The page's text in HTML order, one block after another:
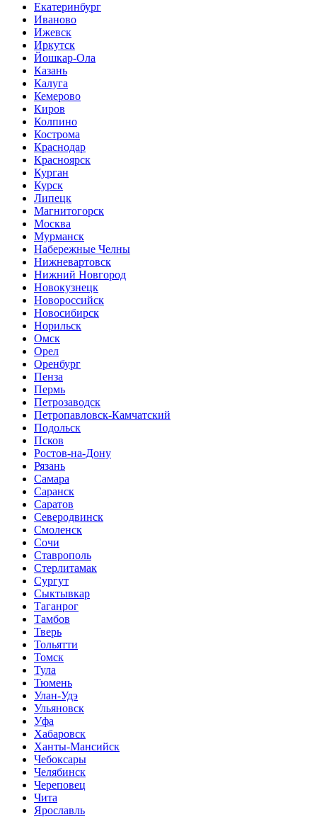
Екатеринбург
Иваново
Ижевск
Иркутск
Йошкар-Ола
Казань
Калуга
Кемерово
Киров
Колпино
Кострома
Краснодар
Красноярск
Курган
Курск
Липецк
Магнитогорск
Москва
Мурманск
Набережные Челны
Нижневартовск
Нижний Новгород
Новокузнецк
Новороссийск
Новосибирск
Норильск
Омск
Орел
Оренбург
Пенза
Пермь
Петрозаводск
Петропавловск-Камчатский
Подольск
Псков
Ростов-на-Дону
Рязань
Самара
Саранск
Саратов
Северодвинск
Смоленск
Сочи
Ставрополь
Стерлитамак
Сургут
Сыктывкар
Таганрог
Тамбов
Тверь
Тольятти
Томск
Тула
Тюмень
Улан-Удэ
Ульяновск
Уфа
Хабаровск
Ханты-Мансийск
Чебоксары
Челябинск
Череповец
Чита
Ярославль